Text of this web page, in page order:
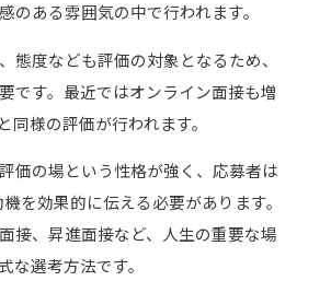
のある雰囲気の中で行われます。
態度なども評価の対象となるため、
です。最近ではオンライン面接も増
同様の評価が行われます。
価の場という性格が強く、応募者は
を効果的に伝える必要があります。
接、昇進面接など、人生の重要な場
な選考方法です。